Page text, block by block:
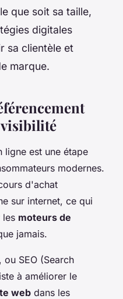
que soit sa taille,
digitales
sa clientèle et
marque.
ligne est une étape
modernes.
d'achat
sur internet, ce qui
les moteurs de
jamais.
, ou SEO (Search
à améliorer le
web dans les